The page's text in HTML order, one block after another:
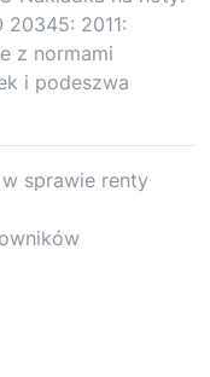
2011:
z normami
i podeszwa
sprawie renty